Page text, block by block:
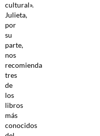
cultural».
Julieta,
por
su
parte,
nos
recomienda
tres
de
los
libros
más
conocidos